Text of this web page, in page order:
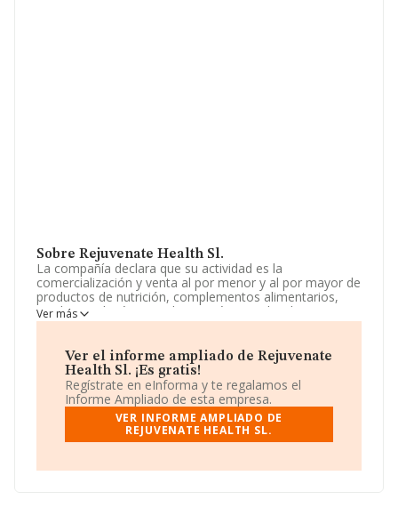
Sobre Rejuvenate Health Sl.
La compañía declara que su actividad es la
comercialización y venta al por menor y al por mayor de
productos de nutrición, complementos alimentarios,
productos dietéticos y de cosmética realizados tanto
con y sin establecimiento especializado o no
empresa es una Sociedad Limitada. Su actividad CNAE
es '%cnae%' con código 4727. La empresa no tiene
actividad en mercados exteriores.
La sociedad españolaRejuvenate Health S.L, con
número de identificación fiscal B93683167, se
encuentra en Avenida Pablo Ruiz Picasso núm. 13 Ur
Ver más
Ver el informe ampliado de Rejuvenate
Health Sl. ¡Es gratis!
Regístrate en eInforma y te regalamos el
Informe Ampliado de esta empresa.
VER INFORME AMPLIADO DE
REJUVENATE HEALTH SL.